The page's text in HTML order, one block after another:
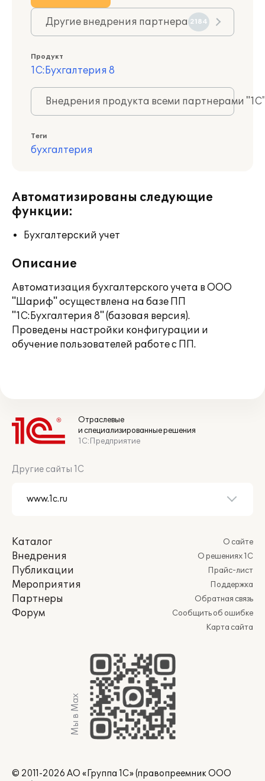
Другие внедрения партнера 2184
Продукт
1С:Бухгалтерия 8
Внедрения продукта всеми партнерами
Теги
бухгалтерия
Автоматизированы следующие
функции:
Бухгалтерский учет
Описание
Автоматизация бухгалтерского учета в ООО
"Шариф" осуществлена на базе ПП
"1С:Бухгалтерия 8" (базовая версия).
Проведены настройки конфигурации и
обучение пользователей работе с ПП.
Отраслевые
и специализированные решения
1С:Предприятие
Другие сайты 1С
Каталог
Внедрения
Публикации
Мероприятия
Партнеры
Форум
О сайте
О решениях 1С
Прайс-лист
Поддержка
Обратная связь
Сообщить об ошибке
Карта сайта
Мы в Max
© 2011-2026 АО «Группа 1С» (правопреемник ООО